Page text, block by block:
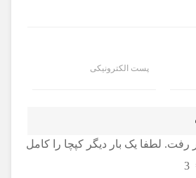
پست الکترونیکی
رفت. لطفا یک بار دیگر کپچا را کامل
3